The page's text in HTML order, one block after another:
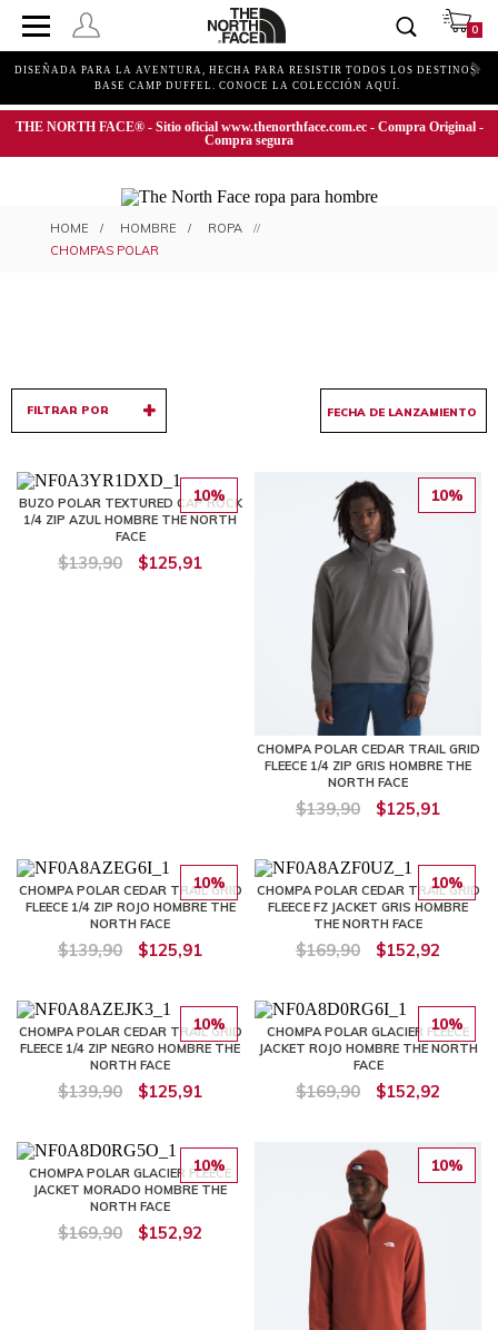
0
DISEÑADA PARA LA AVENTURA, HECHA PARA RESISTIR TODOS LOS DESTINOS.
BASE CAMP DUFFEL. CONOCE LA COLECCIÓN AQUÍ.
THE NORTH FACE® - Sitio oficial www.thenorthface.com.ec - Compra Original -
Compra segura
CHOMPAS POLAR PARA HOMBRE
HOMBRE
ROPA
CHOMPAS POLAR
FILTRAR POR
10%
BUZO POLAR TEXTURED CAP ROCK
1/4 ZIP AZUL HOMBRE THE NORTH
FACE
$139,90 $125,91
10%
CHOMPA POLAR CEDAR TRAIL GRID
FLEECE 1/4 ZIP GRIS HOMBRE THE
NORTH FACE
$139,90 $125,91
10%
CHOMPA POLAR CEDAR TRAIL GRID
FLEECE 1/4 ZIP ROJO HOMBRE THE
NORTH FACE
$139,90 $125,91
10%
CHOMPA POLAR CEDAR TRAIL GRID
FLEECE FZ JACKET GRIS HOMBRE
THE NORTH FACE
$169,90 $152,92
10%
CHOMPA POLAR CEDAR TRAIL GRID
FLEECE 1/4 ZIP NEGRO HOMBRE THE
NORTH FACE
$139,90 $125,91
10%
CHOMPA POLAR GLACIER FLEECE
JACKET ROJO HOMBRE THE NORTH
FACE
$169,90 $152,92
10%
CHOMPA POLAR GLACIER FLEECE
JACKET MORADO HOMBRE THE
NORTH FACE
$169,90 $152,92
10%